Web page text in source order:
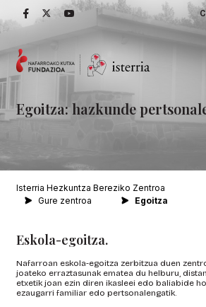
Egoitza: hazkunde
Isterria Hezkuntza Bereziko Zentroa
Gure zentroa
Egoitza
Eskola-egoitza.
Nafarroan eskola-egoitza zerbitzua duen
joateko erraztasunak ematea du helburu,
etxetik joan ezin diren ikasleei edo baliabide
ezaugarri familiar edo pertsonalengatik.